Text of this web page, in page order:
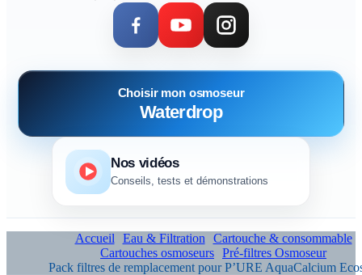
Choisir mon osmoseur
Waterdrop
Nos vidéos
Conseils, tests et démonstrations
Accueil Eau & Filtration
Cartouche & consommable
Cartouches osmoseurs Pré-filtres Osmoseur
Pack filtres de remplacement pour P’URE AquaCalcium